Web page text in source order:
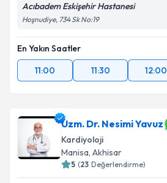
Acıbadem Eskişehir Hastanesi
Hoşnudiye, 734 Sk No:19
En Yakın Saatler
11:00
11:30 12:00
Uzm. Dr. Nesimi Yavuz
Kardiyoloji
Manisa, Akhisar
5 (23 Değerlendirme)